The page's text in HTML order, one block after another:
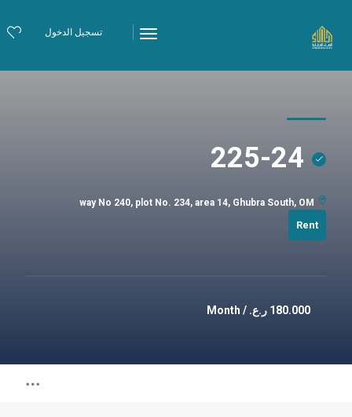
تسجيل الدخول
225-24
way No 240, plot No. 234, area 14, Ghubra South, OM
Rent
180.000 ر.ع. / Month